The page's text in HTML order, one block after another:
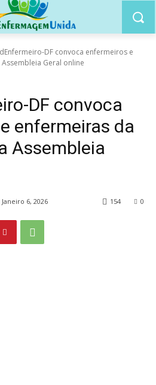
DF convoca enfermeiros e
Geral online
DF convoca
enfermeiras da
Assembleia
Janeiro 6, 2026 0
154